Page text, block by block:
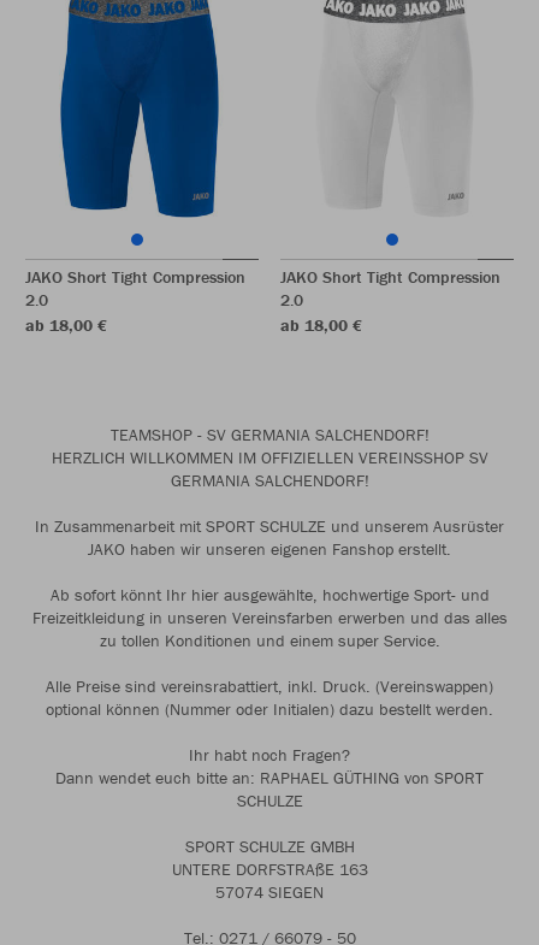
JAKO Short Tight Compression
2.0
ab 18,00 €
JAKO Short Tight Compression
2.0
ab 18,00 €
TEAMSHOP - SV GERMANIA SALCHENDORF!
HERZLICH WILLKOMMEN IM OFFIZIELLEN VEREINSSHOP SV
GERMANIA SALCHENDORF!
In Zusammenarbeit mit SPORT SCHULZE und unserem Ausrüster
JAKO haben wir unseren eigenen Fanshop erstellt.
Ab sofort könnt Ihr hier ausgewählte, hochwertige Sport- und
Freizeitkleidung in unseren Vereinsfarben erwerben und das alles
zu tollen Konditionen und einem super Service.
Alle Preise sind vereinsrabattiert, inkl. Druck. (Vereinswappen)
optional können (Nummer oder Initialen) dazu bestellt werden.
Ihr habt noch Fragen?
Dann wendet euch bitte an: RAPHAEL GÜTHING von SPORT
SCHULZE
SPORT SCHULZE GMBH
UNTERE DORFSTRAßE 163
57074 SIEGEN
Tel.: 0271 / 66079 - 50